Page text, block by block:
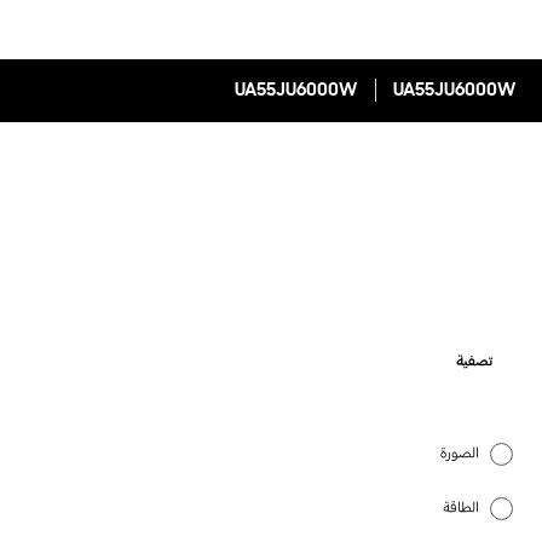
UA55JU6000W
UA55JU6000W
تصفية
الصورة
الطاقة